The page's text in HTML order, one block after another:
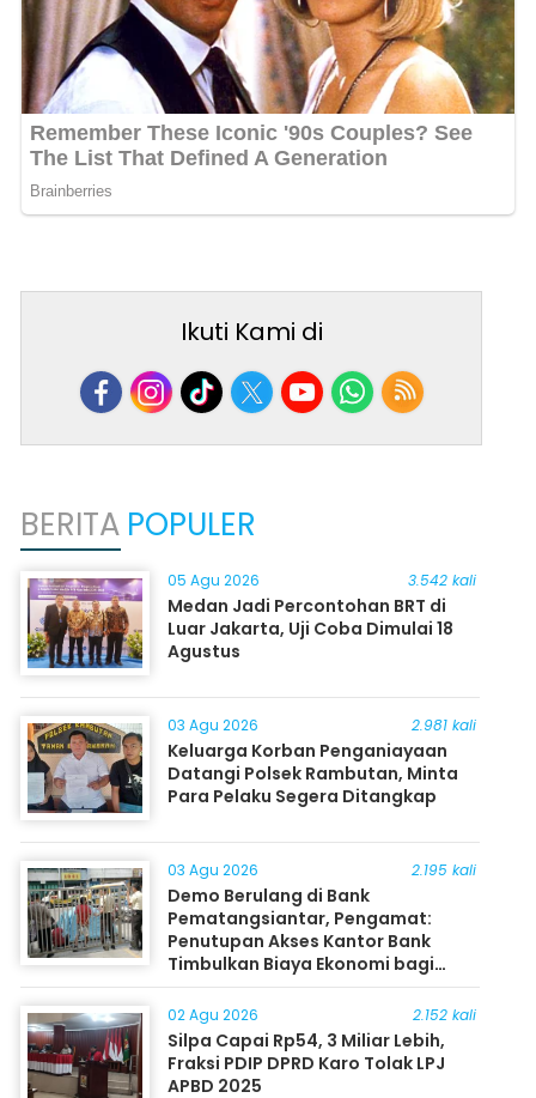
Ikuti Kami di
BERITA POPULER
05 Agu 2026 3.542 kali
Medan Jadi Percontohan BRT di
Luar Jakarta, Uji Coba Dimulai 18
Agustus
03 Agu 2026 2.981 kali
Keluarga Korban Penganiayaan
Datangi Polsek Rambutan, Minta
Para Pelaku Segera Ditangkap
03 Agu 2026 2.195 kali
Demo Berulang di Bank
Pematangsiantar, Pengamat:
Penutupan Akses Kantor Bank
Timbulkan Biaya Ekonomi bagi
Masyarakat
02 Agu 2026 2.152 kali
Silpa Capai Rp54, 3 Miliar Lebih,
Fraksi PDIP DPRD Karo Tolak LPJ
APBD 2025